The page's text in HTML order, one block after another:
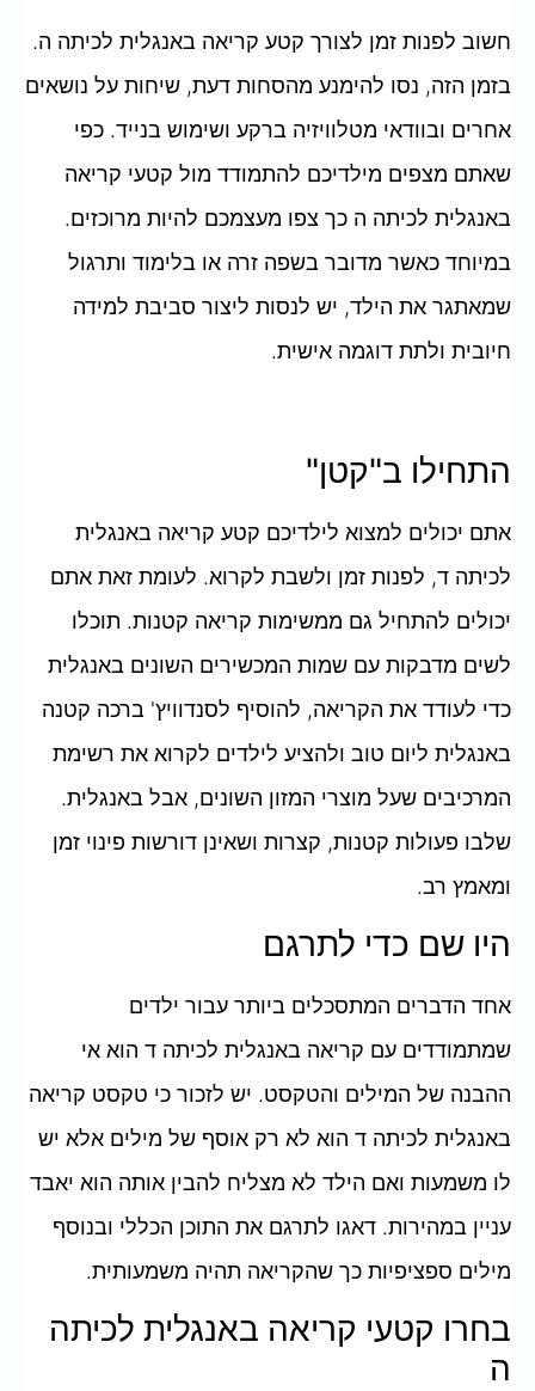
חשוב לפנות זמן לצורך קטע קריאה באנגלית לכיתה ה.
בזמן הזה, נסו להימנע מהסחות דעת, שיחות על נושאים
אחרים ובוודאי מטלוויזיה ברקע ושימוש בנייד. כפי
שאתם מצפים מילדיכם להתמודד מול קטעי קריאה
באנגלית לכיתה ה כך צפו מעצמכם להיות מרוכזים.
במיוחד כאשר מדובר בשפה זרה או בלימוד ותרגול
שמאתגר את הילד, יש לנסות ליצור סביבת למידה
חיובית ולתת דוגמה אישית.
התחילו ב"קטן"
אתם יכולים למצוא לילדיכם קטע קריאה באנגלית
לכיתה ד, לפנות זמן ולשבת לקרוא. לעומת זאת אתם
יכולים להתחיל גם ממשימות קריאה קטנות. תוכלו
לשים מדבקות עם שמות המכשירים השונים באנגלית
כדי לעודד את הקריאה, להוסיף לסנדוויץ' ברכה קטנה
באנגלית ליום טוב ולהציע לילדים לקרוא את רשימת
המרכיבים שעל מוצרי המזון השונים, אבל באנגלית.
שלבו פעולות קטנות, קצרות ושאינן דורשות פינוי זמן
ומאמץ רב.
היו שם כדי לתרגם
אחד הדברים המתסכלים ביותר עבור ילדים
שמתמודדים עם קריאה באנגלית לכיתה ד הוא אי
ההבנה של המילים והטקסט. יש לזכור כי טקסט קריאה
באנגלית לכיתה ד הוא לא רק אוסף של מילים אלא יש
לו משמעות ואם הילד לא מצליח להבין אותה הוא יאבד
עניין במהירות. דאגו לתרגם את התוכן הכללי ובנוסף
מילים ספציפיות כך שהקריאה תהיה משמעותית.
בחרו קטעי קריאה באנגלית לכיתה
ה